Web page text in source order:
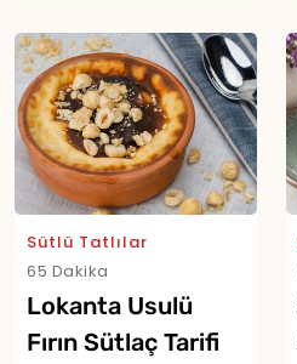
Sütlü Tatlılar
65 Dakika
Lokanta Usulü
Fırın Sütlaç Tarifi